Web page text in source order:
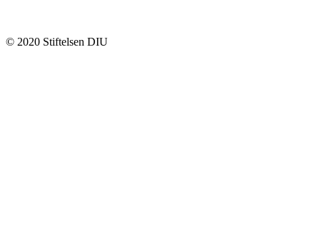
© 2020 Stiftelsen DIU